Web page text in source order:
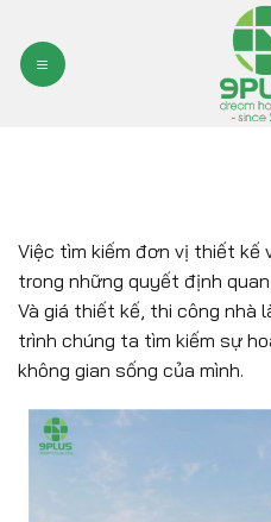
qua
nội
Việc tìm kiếm đơn vị thiết kế
trong những quyết định
Và giá thiết kế, thi công nhà
trình chúng ta tìm kiếm sự
không gian sống của mình.